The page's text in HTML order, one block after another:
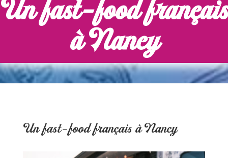
Un fast-food français
à Nancy
Un fast-food français à Nancy